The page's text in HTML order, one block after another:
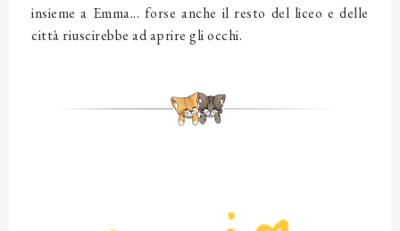
insieme a Emma... forse anche il resto del liceo e delle
città riuscirebbe ad aprire gli occhi.